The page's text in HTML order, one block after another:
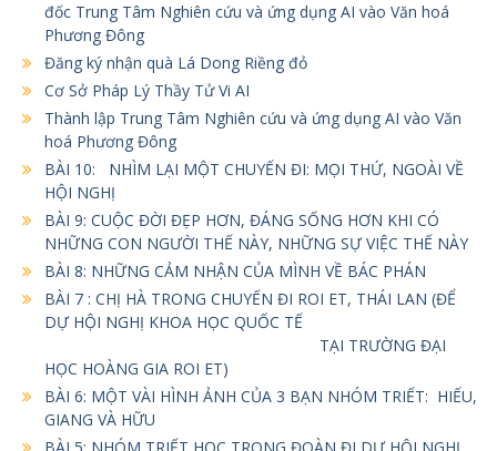
đốc Trung Tâm Nghiên cứu và ứng dụng AI vào Văn hoá
Phương Đông
Đăng ký nhận quà Lá Dong Riềng đỏ
Cơ Sở Pháp Lý Thầy Tử Vi AI
Thành lập Trung Tâm Nghiên cứu và ứng dụng AI vào Văn
hoá Phương Đông
BÀI 10: NHÌM LẠI MỘT CHUYẾN ĐI: MỌI THỨ, NGOÀI VỀ
HỘI NGHỊ
BÀI 9: CUỘC ĐỜI ĐẸP HƠN, ĐÁNG SỐNG HƠN KHI CÓ
NHỮNG CON NGƯỜI THẾ NÀY, NHỮNG SỰ VIỆC THẾ NÀY
BÀI 8: NHỮNG CẢM NHẬN CỦA MÌNH VỀ BÁC PHÁN
BÀI 7 : CHỊ HÀ TRONG CHUYẾN ĐI ROI ET, THÁI LAN (ĐỂ
DỰ HỘI NGHỊ KHOA HỌC QUỐC TẾ
TẠI TRƯỜNG ĐẠI
HỌC HOÀNG GIA ROI ET)
BÀI 6: MỘT VÀI HÌNH ẢNH CỦA 3 BẠN NHÓM TRIẾT: HIẾU,
GIANG VÀ HỮU